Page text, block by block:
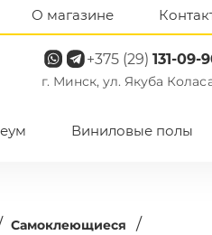
О магазине
+375 (29)131-09-
г. Минск, ул. Якуба
Виниловые полы
Самоклеющиеся /